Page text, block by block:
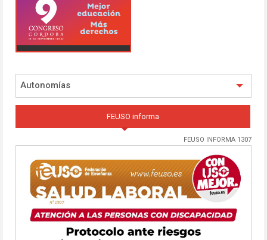
Autonomías
FEUSO informa
FEUSO INFORMA 1307